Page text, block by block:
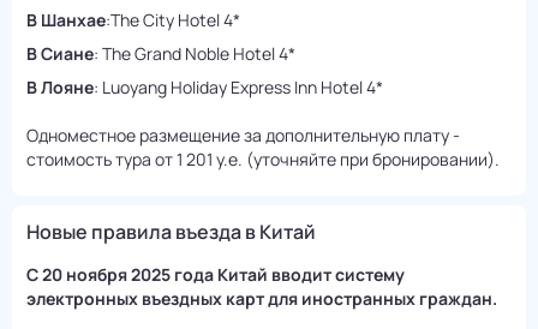
В Шанхае:The City Hotel 4*
В Сиане: The Grand Noble Hotel 4*
В Лояне: Luoyang Holiday Express Inn Hotel 4*
Одноместное размещение за дополнительную плату -
стоимость тура от 1 201 у.е. (уточняйте при бронировании).
Новые правила въезда в Китай
С 20 ноября 2025 года Китай вводит систему
электронных въездных карт для иностранных граждан.